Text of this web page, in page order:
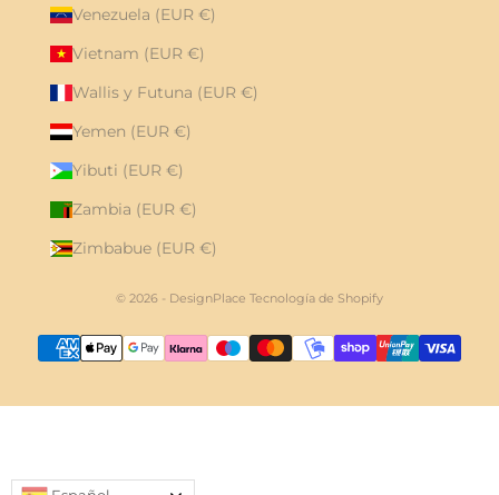
Venezuela (EUR €)
Vietnam (EUR €)
Wallis y Futuna (EUR €)
Yemen (EUR €)
Yibuti (EUR €)
Zambia (EUR €)
Zimbabue (EUR €)
© 2026 - DesignPlace Tecnología de Shopify